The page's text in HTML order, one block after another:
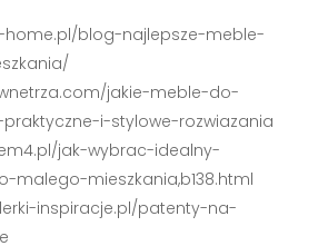
home.pl/blog-najlepsze-meble-
jakie-meble-do-
i-stylowe-rozwiazania
jak-wybrac-idealny-
malego-mieszkania,b138.html
inspiracje.pl/patenty-na-